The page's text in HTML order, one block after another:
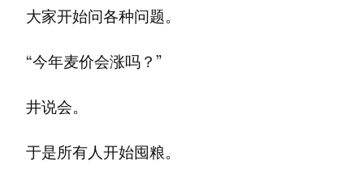
大家开始问各种问题。
“今年麦价会涨吗？”
井说会。
于是所有人开始囤粮。